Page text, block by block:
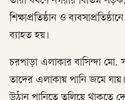
শিক্ষাপ্রতিষ্ঠান ও
ব্যাহত হয়।
চরপাড়া এলাকার বাসিন্দা
তাদের এলাকায় পানি জমে